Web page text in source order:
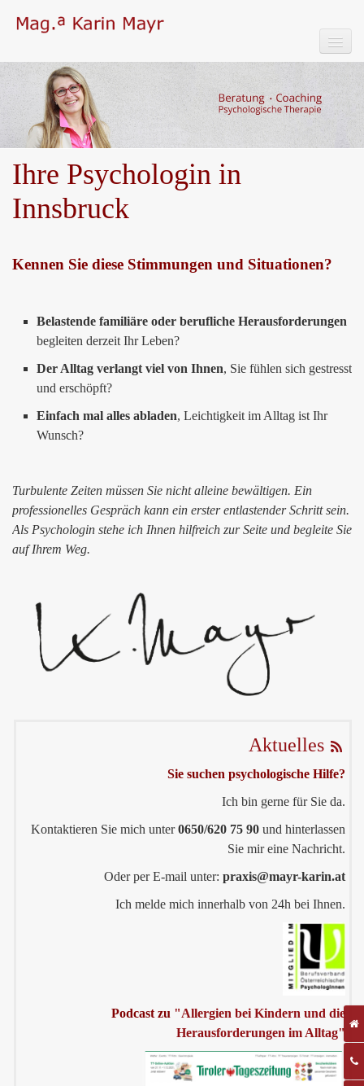
Startseite
Angebot
Kontakt
Ihre Psychologin in
Innsbruck
Kennen Sie diese Stimmungen und Situationen?
Belastende familiäre oder berufliche Herausforderungen
begleiten derzeit Ihr Leben?
Der Alltag verlangt viel von Ihnen, Sie fühlen sich gestresst
und erschöpft?
Einfach mal alles abladen, Leichtigkeit im Alltag ist Ihr
Wunsch?
Turbulente Zeiten müssen Sie nicht alleine bewältigen. Ein
professionelles Gespräch kann ein erster entlastender Schritt sein.
Als Psychologin stehe ich Ihnen hilfreich zur Seite und begleite Sie
auf Ihrem Weg.
Aktuelles
Sie suchen psychologische Hilfe?
Ich bin gerne für Sie da.
Kontaktieren Sie mich unter0650/620 75 90 und hinterlassen
Sie mir eine Nachricht.
Oder per E-mail unter: praxis@mayr-karin.at
Ich melde mich innerhalb von 24h bei Ihnen.
Podcast zu "Allergien bei Kindern und die
Herausforderungen im Alltag"